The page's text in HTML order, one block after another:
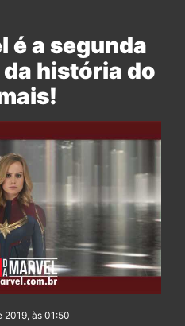
é a segunda
história do
2019, às 01:50